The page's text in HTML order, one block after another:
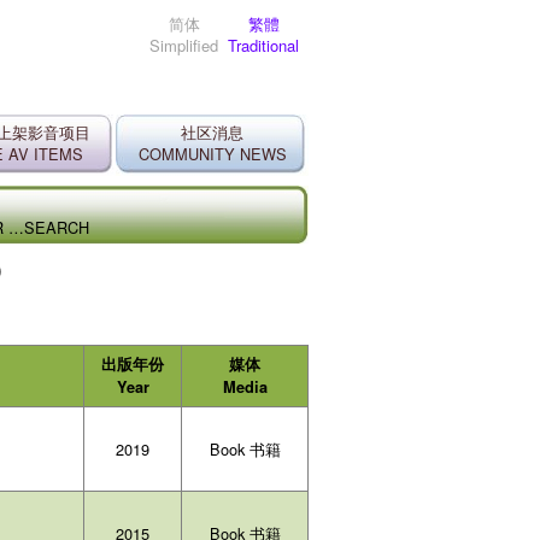
繁體
Traditional
简体
Simplified
架影音项目
AV ITEMS
社区消息
COMMUNITY NEWS
…SEARCH
出版年份
Year
媒体
Media
2019 Book 书籍
2015 Book 书籍